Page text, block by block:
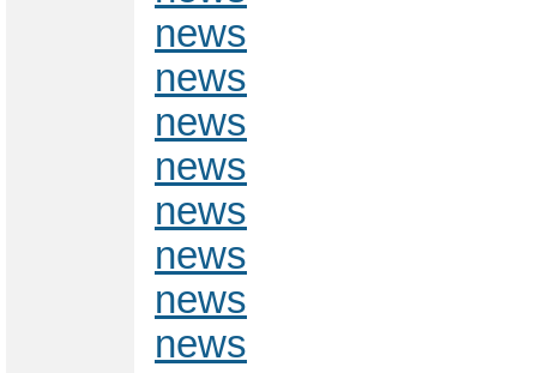
news
news
news
news
news
news
news
news